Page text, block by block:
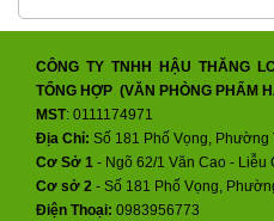
CÔNG TY TNHH HẬU THĂNG
TỔNG HỢP (VĂN PHÒNG PHẨM
MST: 0111174971
Địa Chỉ: Số 181 Phố Vọng,
Cơ Sở 1 - Ngõ 62/1 Văn Cao - Liễu
Cơ sở 2 - Số 181 Phố Vọng,
Điện Thoại: 0983956773